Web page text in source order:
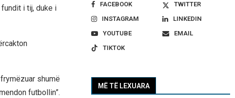
i tij, duke i
shumë
futbollin”.
FACEBOOK
TWITTER
INSTAGRAM
LINKEDIN
YOUTUBE
EMAIL
TIKTOK
MË TË LEXUARA